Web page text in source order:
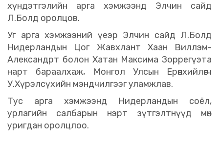
хүндэтгэлийн арга хэмжээнд Элчин сайд
Л.Болд оролцов.
Уг арга хэмжээний үеэр Элчин сайд Л.Болд
Нидерландын Цог Жавхлант Хаан Виллэм-
Александрт болон Хатан Максима Зоррегүэта
нарт бараалхаж, Монгол Улсын Ерөнхийлөгч
У.Хүрэлсүхийн мэндчилгээг уламжлав.
Тус арга хэмжээнд Нидерландын соёл,
урлагийн салбарын нэрт зүтгэлтнүүд мөн
уригдан оролцлоо.